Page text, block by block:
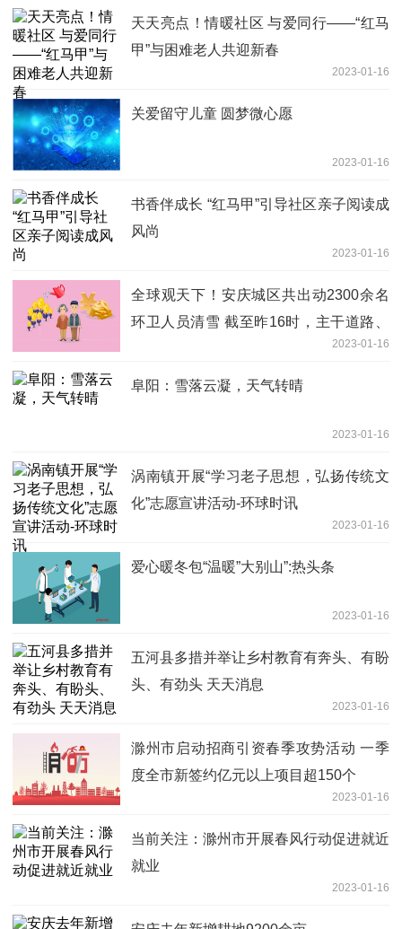
天天亮点！情暖社区 与爱同行——“红马
甲”与困难老人共迎新春
2023-01-16
关爱留守儿童 圆梦微心愿
2023-01-16
书香伴成长 “红马甲”引导社区亲子阅读成
风尚
2023-01-16
全球观天下！安庆城区共出动2300余名
环卫人员清雪 截至昨16时，主干道路、
2023-01-16
阜阳：雪落云凝，天气转晴
2023-01-16
涡南镇开展“学习老子思想，弘扬传统文
化”志愿宣讲活动-环球时讯
2023-01-16
爱心暖冬包“温暖”大别山”:热头条
2023-01-16
五河县多措并举让乡村教育有奔头、有盼
头、有劲头 天天消息
2023-01-16
滁州市启动招商引资春季攻势活动 一季
度全市新签约亿元以上项目超150个
2023-01-16
当前关注：滁州市开展春风行动促进就近
就业
2023-01-16